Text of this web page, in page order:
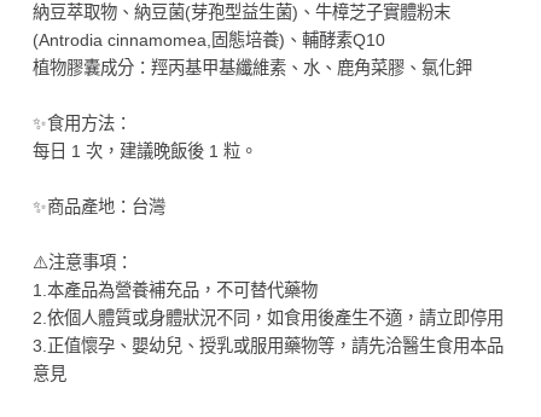
納豆萃取物、納豆菌(芽孢型益生菌)、牛樟芝子實體粉末
(Antrodia cinnamomea,固態培養)、輔酵素Q10
植物膠囊成分：羥丙基甲基纖維素、水、鹿角菜膠、氯化鉀
✨食用方法：
每日 1 次，建議晚飯後 1 粒。
✨商品產地：台灣
⚠️注意事項：
1.本產品為營養補充品，不可替代藥物
2.依個人體質或身體狀況不同，如食用後產生不適，請立即停用
3.正值懷孕、嬰幼兒、授乳或服用藥物等，請先洽醫生食用本品
意見